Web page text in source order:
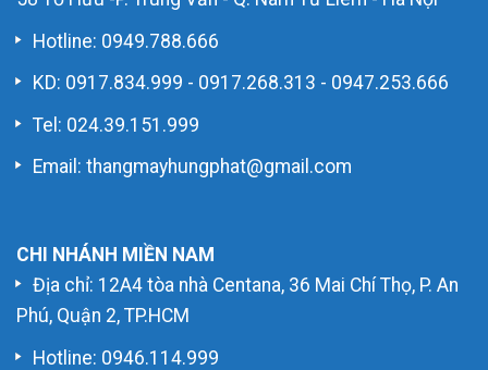
Hotline: 0949.788.666
KD: 0917.834.999 - 0917.268.313 - 0947.253.666
Tel: 024.39.151.999
Email: thangmayhungphat@gmail.com
CHI NHÁNH MIỀN NAM
Địa chỉ: 12A4 tòa nhà Centana, 36 Mai Chí Thọ, P. An
Phú, Quận 2, TP.HCM
Hotline: 0946.114.999